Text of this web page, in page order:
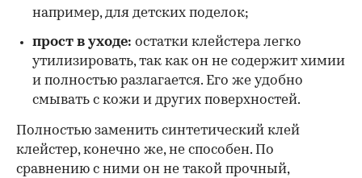
например, для детских поделок;
прост в уходе: остатки клейстера легко
утилизировать, так как он не содержит химии
и полностью разлагается. Его же удобно
смывать с кожи и других поверхностей.
Полностью заменить синтетический клей
клейстер, конечно же, не способен. По
сравнению с ними он не такой прочный,